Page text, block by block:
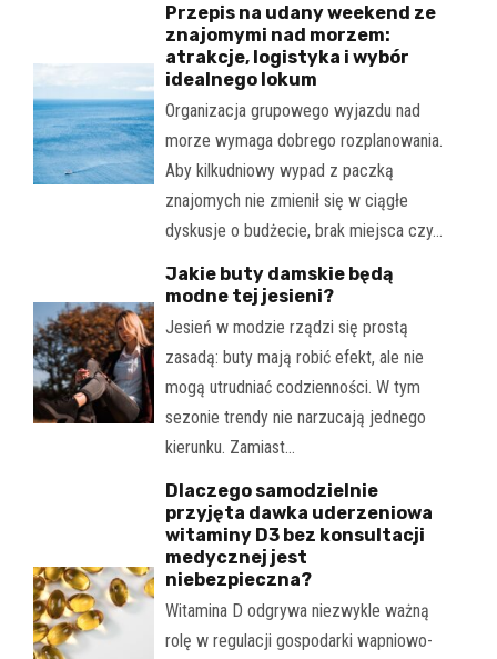
Przepis na udany weekend ze
znajomymi nad morzem:
atrakcje, logistyka i wybór
idealnego lokum
Organizacja grupowego wyjazdu nad
morze wymaga dobrego rozplanowania.
Aby kilkudniowy wypad z paczką
znajomych nie zmienił się w ciągłe
dyskusje o budżecie, brak miejsca czy…
Jakie buty damskie będą
modne tej jesieni?
Jesień w modzie rządzi się prostą
zasadą: buty mają robić efekt, ale nie
mogą utrudniać codzienności. W tym
sezonie trendy nie narzucają jednego
kierunku. Zamiast…
Dlaczego samodzielnie
przyjęta dawka uderzeniowa
witaminy D3 bez konsultacji
medycznej jest
niebezpieczna?
Witamina D odgrywa niezwykle ważną
rolę w regulacji gospodarki wapniowo-